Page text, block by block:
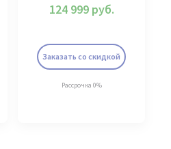
Заказать со скидкой
124 999 руб.
Рассрочка 0%